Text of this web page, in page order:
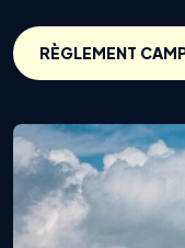
RÈGLEMENT